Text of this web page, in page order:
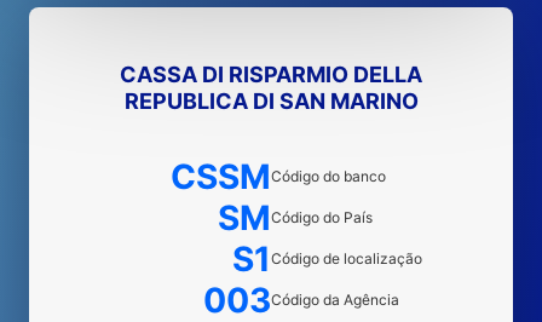
CASSA DI RISPARMIO DELLA
REPUBLICA DI SAN MARINO
CSSMCódigo do banco
SMCódigo do País
S1 Código de localização
003Código da Agência